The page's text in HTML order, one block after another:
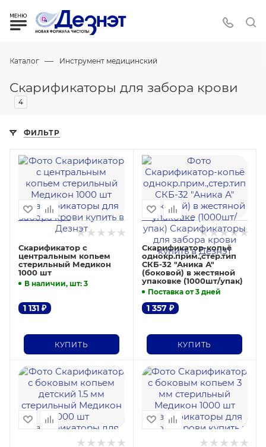
Каталог — Инструмент медицинский
Скарификаторы для забора крови
4
ФИЛЬТР
Скарификатор с
центральным копьем
стерильный Медикон
1000 шт
В наличии, шт: 3
1 131 ₽
КУПИТЬ
Скарификатор-копьё
однокр.прим.,стер.тип
СКБ-32 "Аника А"
(боковой) в жестяной
упаковке (1000шт/упак)
Поставка от 3 дней
1 357₽
КУПИТЬ